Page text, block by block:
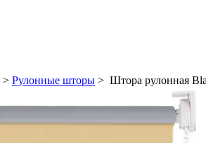
> Рулонные шторы > Штора рулонная